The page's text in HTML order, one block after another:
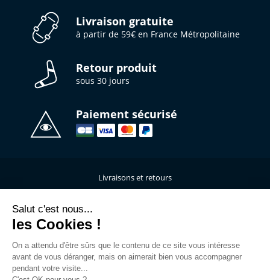
Livraison gratuite
à partir de 59€ en France Métropolitaine
Retour produit
sous 30 jours
Paiement sécurisé
Livraisons et retours
Qui sommes-nous ?
C.G.V
L’atelier de personnalisation
Salut c'est nous...
les Cookies !
On a attendu d'être sûrs que le contenu de ce site vous intéresse
avant de vous déranger, mais on aimerait bien vous accompagner
pendant votre visite...